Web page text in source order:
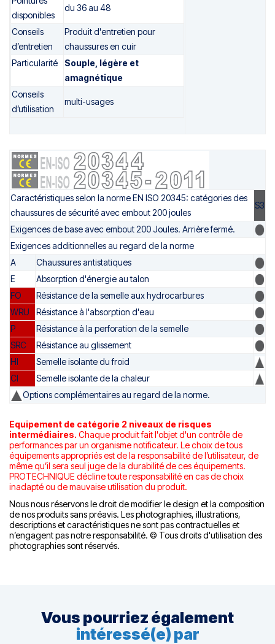
disponibles
du 36 au 48
Conseils
d’entretien
Produit d'entretien pour
chaussures en cuir
Particularité
Souple, légère et
amagnétique
Conseils
d’utilisation
multi-usages
Caractéristiques selon la norme EN ISO 20345: catégories des
chaussures de sécurité avec embout 200 joules
S3
Exigences de base avec embout 200 Joules. Arrière fermé.
Exigences additionnelles au regard de la norme
A
Chaussures antistatiques
E
Absorption d'énergie au talon
FO
Résistance de la semelle aux hydrocarbures
WRU
Résistance à l'absorption d'eau
P
Résistance à la perforation de la semelle
SRC
Résistance au glissement
HI
Semelle isolante du froid
CI
Semelle isolante de la chaleur
Options complémentaires au regard de la norme.
Equipement de catégorie 2 niveaux de risques
intermédiaires. Chaque produit fait l'objet d'un contrôle de
performances par un organisme notificateur. Le choix de tous
équipements appropriés est de la responsabilité de l’utilisateur, de
même qu’il sera seul juge de la durabilité de ces équipements.
PROTECHNIQUE décline toute responsabilité en cas de choix
inadapté ou de mauvaise utilisation du produit.
Nous nous réservons le droit de modifier le design et la composition
de nos produits sans préavis. Les photographies, illustrations,
descriptions et caractéristiques ne sont pas contractuelles et
n’engagent pas notre responsabilité. © Tous droits d'utilisation des
photographies sont réservés.
Vous pourriez également
intéressé(e) par